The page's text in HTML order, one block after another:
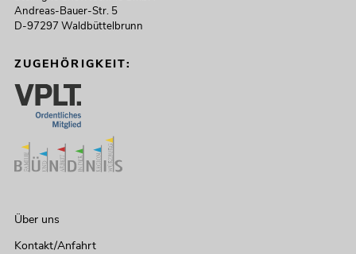
Andreas-Bauer-Str. 5
D-97297 Waldbüttelbrunn
ZUGEHÖRIGKEIT:
Über uns
Kontakt/Anfahrt